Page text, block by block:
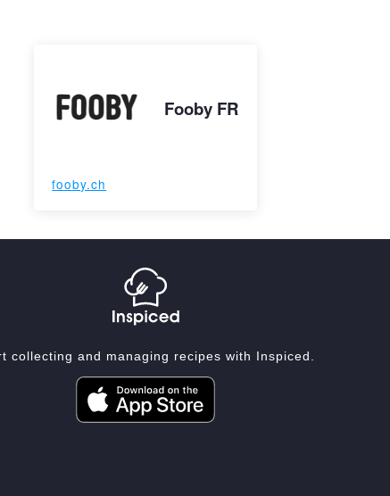
Fooby FR
fooby.ch
collecting and managing recipes with Inspiced.